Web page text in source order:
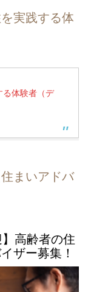
実践する体
る体験者（デ
まいアドバ
】高齢者の住
ザー募集！